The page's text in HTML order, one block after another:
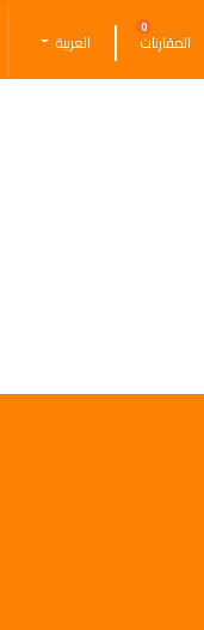
المقارنات
0
العربية